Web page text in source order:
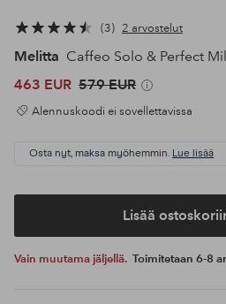
3 2 arvostelut
Melitta Caffeo Solo & Perfect
463 EUR 579 EUR
Alennuskoodi ei sovellettavissa
Osta nyt, maksa myöhemmin. Lue lisää
Lisää
Vain muutama jäljellä. Toimitetaan 6-8